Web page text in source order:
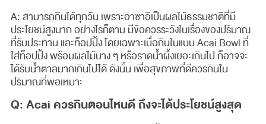
A: สามารถกินได้ทุกวัน เพราะอาซาอิเป็นผลไม้ธรรมชาติที่มี
ประโยชน์สูงมาก อย่างไรก็ตาม มีข้อควรระวังในเรื่องของปริมาณ
ที่รับประทาน และท็อปปิ้ง โดยเฉพาะเมื่อกินในแบบ Acai Bowl ที่
ใส่ท็อปปิ้ง พร้อมผลไม้บาง ๆ หรือราดน้ำผึ้งเยอะเกินไป ก็อาจจะ
ได้รับน้ำตาลมากเกินไปได้ ดังนั้น เพื่อสุขภาพที่ดีควรกินใน
ปริมาณที่พอเหมาะ
Q: Acai ควรกินตอนไหนดี ถึงจะได้ประโยชน์สูงสุด